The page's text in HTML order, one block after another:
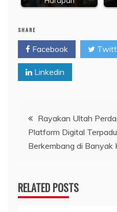
SHARE
Facebook
Linkedin
Navigasi
pos
Rayakan Ultah
Platform Digital
Berkembang di Banyak
RELATED POSTS